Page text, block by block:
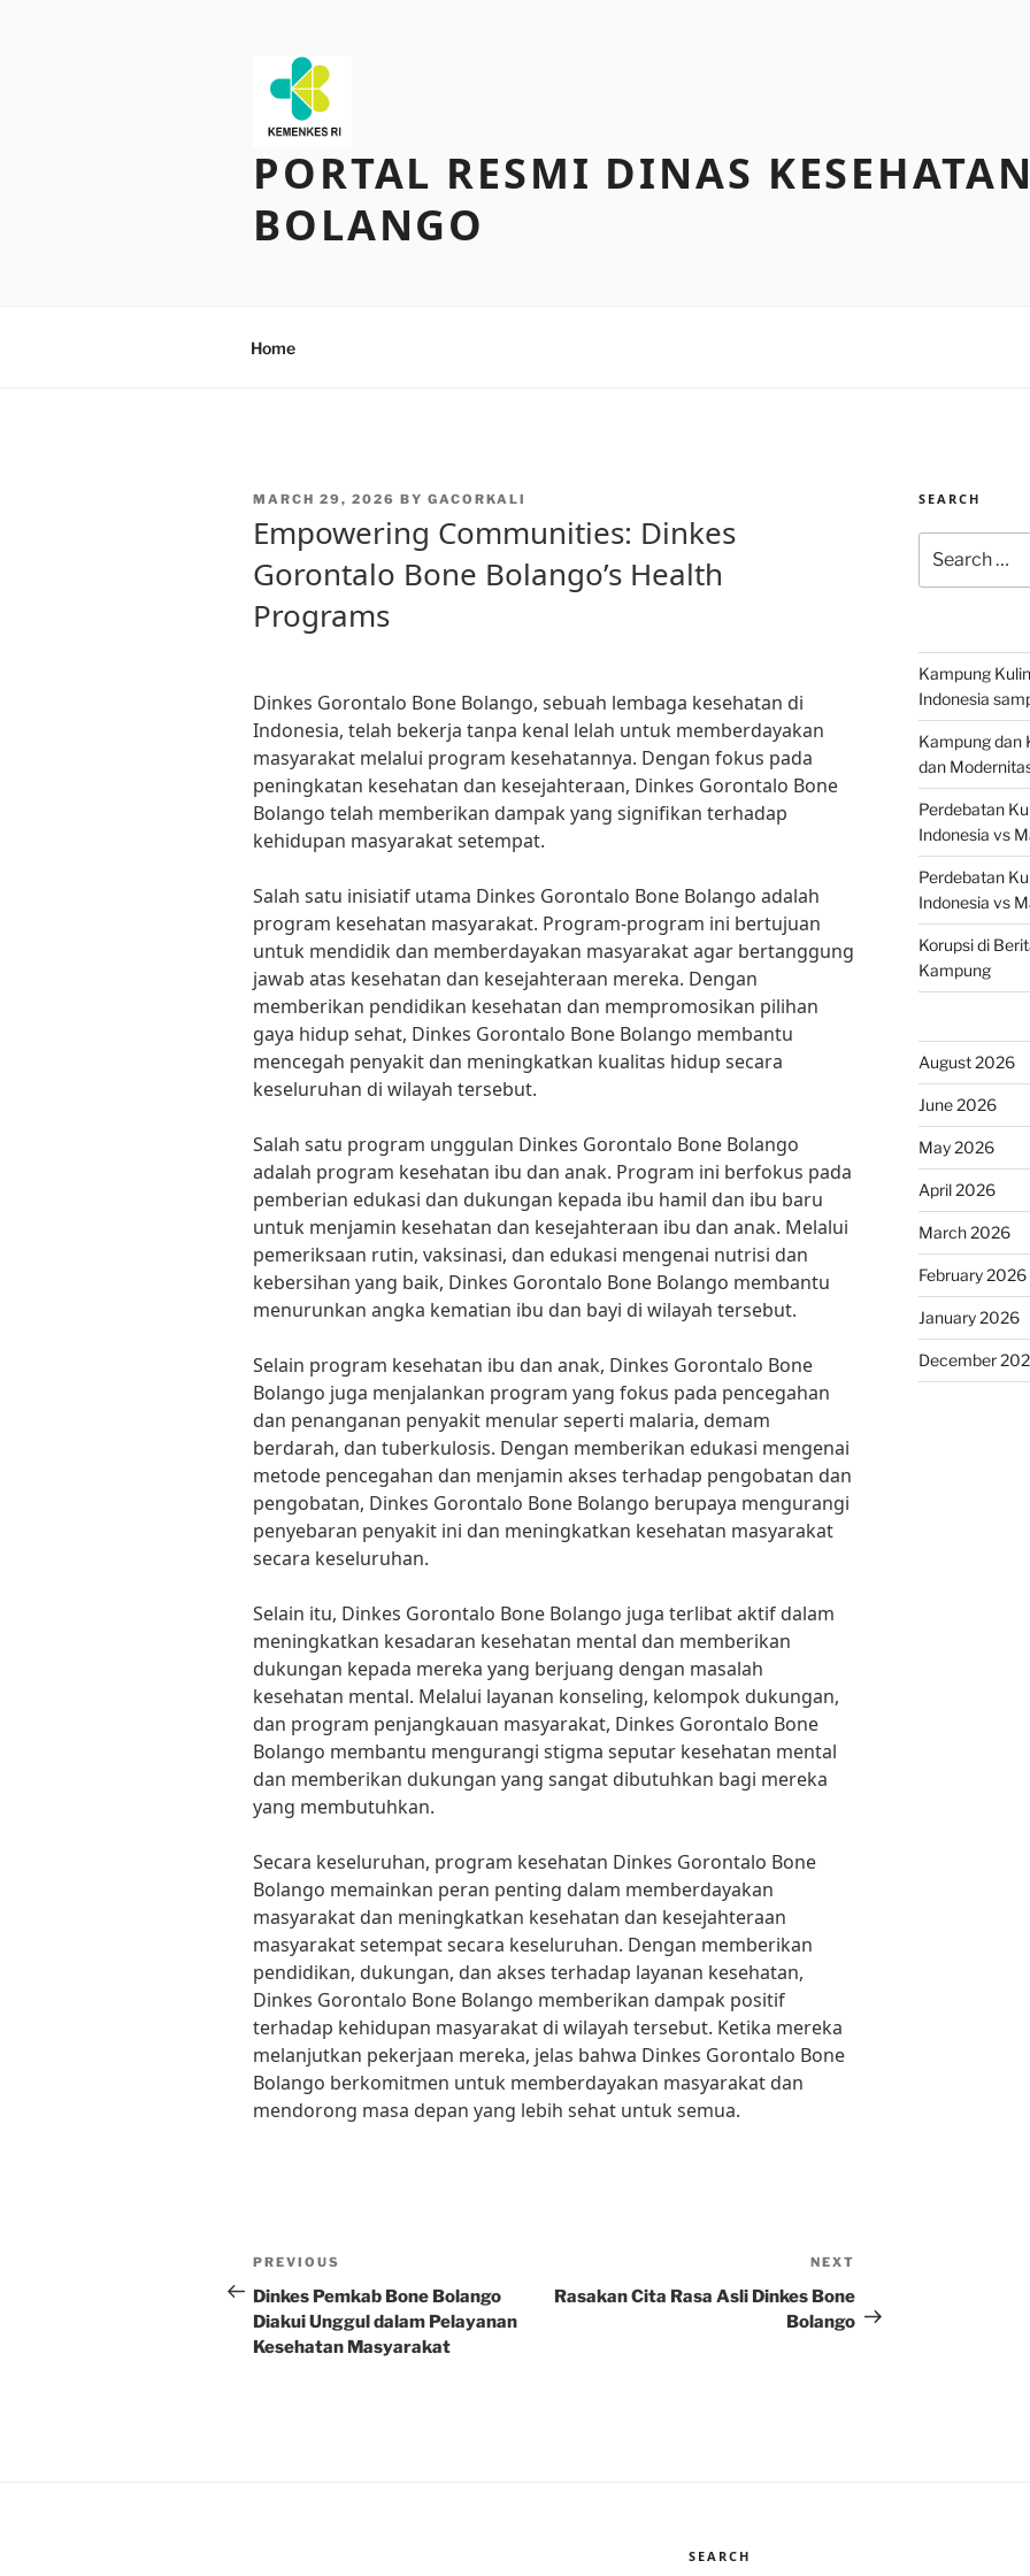
PORTAL RESMI DINAS
BOLANGO
Home
POSTED
MARCH 29, 2026 BY GACORKALI
Empowering Communities: Dinkes
Gorontalo Bone Bolango’s Health
Programs
Dinkes Gorontalo Bone Bolango, sebuah lembaga kesehatan di
Indonesia, telah bekerja tanpa kenal lelah untuk memberdayakan
masyarakat melalui program kesehatannya. Dengan fokus pada
peningkatan kesehatan dan kesejahteraan, Dinkes Gorontalo Bone
Bolango telah memberikan dampak yang signifikan terhadap
kehidupan masyarakat setempat.
Salah satu inisiatif utama Dinkes Gorontalo Bone Bolango adalah
program kesehatan masyarakat. Program-program ini bertujuan
untuk mendidik dan memberdayakan masyarakat agar bertanggung
jawab atas kesehatan dan kesejahteraan mereka. Dengan
memberikan pendidikan kesehatan dan mempromosikan pilihan
gaya hidup sehat, Dinkes Gorontalo Bone Bolango membantu
mencegah penyakit dan meningkatkan kualitas hidup secara
keseluruhan di wilayah tersebut.
Salah satu program unggulan Dinkes Gorontalo Bone Bolango
adalah program kesehatan ibu dan anak. Program ini berfokus pada
pemberian edukasi dan dukungan kepada ibu hamil dan ibu baru
untuk menjamin kesehatan dan kesejahteraan ibu dan anak. Melalui
pemeriksaan rutin, vaksinasi, dan edukasi mengenai nutrisi dan
kebersihan yang baik, Dinkes Gorontalo Bone Bolango membantu
menurunkan angka kematian ibu dan bayi di wilayah tersebut.
Selain program kesehatan ibu dan anak, Dinkes Gorontalo Bone
Bolango juga menjalankan program yang fokus pada pencegahan
dan penanganan penyakit menular seperti malaria, demam
berdarah, dan tuberkulosis. Dengan memberikan edukasi mengenai
metode pencegahan dan menjamin akses terhadap pengobatan dan
pengobatan, Dinkes Gorontalo Bone Bolango berupaya mengurangi
penyebaran penyakit ini dan meningkatkan kesehatan masyarakat
secara keseluruhan.
Selain itu, Dinkes Gorontalo Bone Bolango juga terlibat aktif dalam
meningkatkan kesadaran kesehatan mental dan memberikan
dukungan kepada mereka yang berjuang dengan masalah
kesehatan mental. Melalui layanan konseling, kelompok dukungan,
dan program penjangkauan masyarakat, Dinkes Gorontalo Bone
Bolango membantu mengurangi stigma seputar kesehatan mental
dan memberikan dukungan yang sangat dibutuhkan bagi mereka
yang membutuhkan.
Secara keseluruhan, program kesehatan Dinkes Gorontalo Bone
Bolango memainkan peran penting dalam memberdayakan
masyarakat dan meningkatkan kesehatan dan kesejahteraan
masyarakat setempat secara keseluruhan. Dengan memberikan
pendidikan, dukungan, dan akses terhadap layanan kesehatan,
Dinkes Gorontalo Bone Bolango memberikan dampak positif
terhadap kehidupan masyarakat di wilayah tersebut. Ketika mereka
melanjutkan pekerjaan mereka, jelas bahwa Dinkes Gorontalo Bone
Bolango berkomitmen untuk memberdayakan masyarakat dan
mendorong masa depan yang lebih sehat untuk semua.
Post
navigation
Previous
Post
PREVIOUS
Dinkes Pemkab Bone Bolango
Diakui Unggul dalam Pelayanan
Kesehatan Masyarakat
Post
NEXT
Rasakan Cita Rasa Asli Dinkes Bone
Bolango
SEARCH
for:
Kampung
Indonesia
Kampung dan
dan
Perdebatan
Indonesia vs
Perdebatan
Indonesia vs
Korupsi di
Kampung
August 2026
June 2026
May 2026
April 2026
March 2026
February 2026
January 2026
December
SEARCH